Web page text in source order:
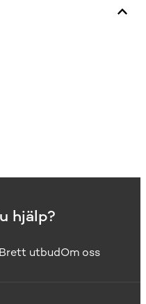
hjälp?
Brett utbudOm oss